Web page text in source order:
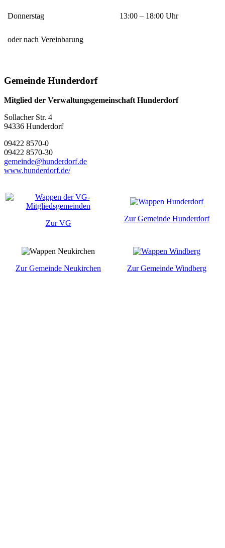
Donnerstag 13:00 – 18:00 Uhr
oder nach Vereinbarung
Gemeinde Hunderdorf
Mitglied der Verwaltungsgemeinschaft Hunderdorf
Sollacher Str. 4
94336 Hunderdorf
09422 8570-0
09422 8570-30
gemeinde@hunderdorf.de
www.hunderdorf.de/
Zur VG
Zur Gemeinde Hunderdorf
Zur Gemeinde Neukirchen Zur Gemeinde Windberg